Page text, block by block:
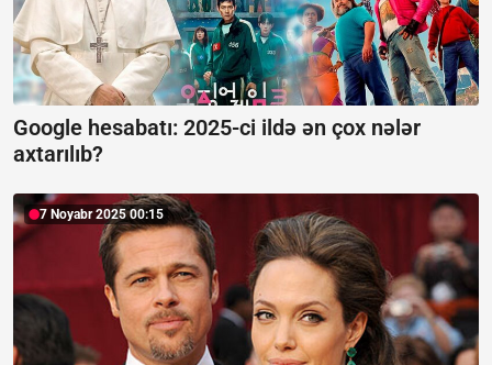
Google hesabatı: 2025-ci ildə ən çox nələr
axtarılıb?
7 Noyabr 2025 00:15